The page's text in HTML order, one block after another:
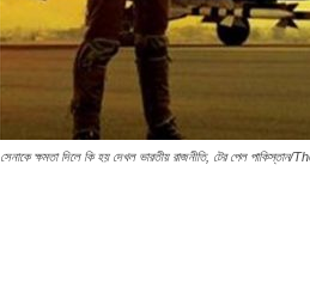
সেনাকে ক্ষমতা দিলে কি হয় দেখল ভারতীয় রাজনীতি, টের পেল পাকিস্তান/